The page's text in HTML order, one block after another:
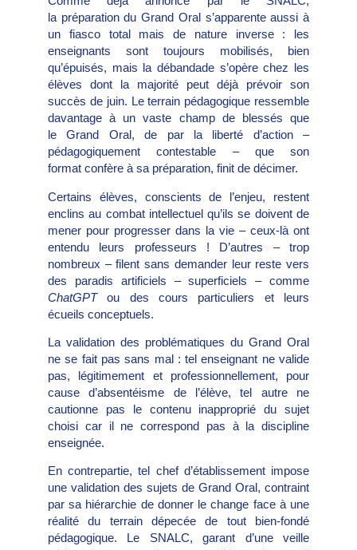
la préparation du Grand Oral s’apparente aussi à
un fiasco total mais de nature inverse : les
enseignants sont toujours mobilisés, bien
qu’épuisés, mais la débandade s’opère chez les
élèves dont la majorité peut déjà prévoir son
succès de juin. Le terrain pédagogique ressemble
davantage à un vaste champ de blessés que
le Grand Oral, de par la liberté d’action –
pédagogiquement contestable – que son
format confère à sa préparation, finit de décimer.
Certains élèves, conscients de l’enjeu, restent
enclins au combat intellectuel qu’ils se doivent de
mener pour progresser dans la vie – ceux-là ont
entendu leurs professeurs ! D’autres – trop
nombreux – filent sans demander leur reste vers
des paradis artificiels – superficiels – comme
ChatGPTou des cours particuliers et leurs
écueils conceptuels.
La validation des problématiques du Grand Oral
ne se fait pas sans mal : tel enseignant ne valide
pas, légitimement et professionnellement, pour
cause d’absentéisme de l’élève, tel autre ne
cautionne pas le contenu inapproprié du sujet
choisi car il ne correspond pas à la discipline
enseignée.
En contrepartie, tel chef d’établissement impose
une validation des sujets de Grand Oral, contraint
par sa hiérarchie de donner le change face à une
réalité du terrain dépecée de tout bien-fondé
pédagogique. Le SNALC, garant d’une veille